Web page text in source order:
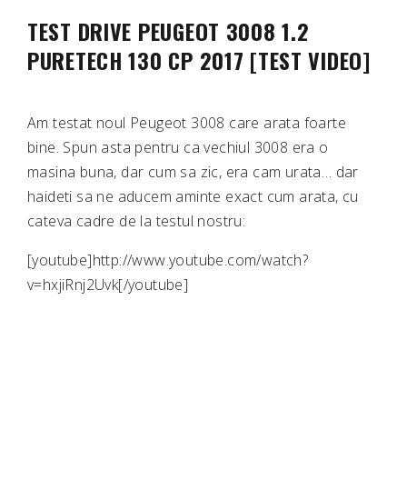
TEST DRIVE PEUGEOT 3008 1.2
PURETECH 130 CP 2017 [TEST VIDEO]
Am testat noul Peugeot 3008 care arata foarte
bine. Spun asta pentru ca vechiul 3008 era o
masina buna, dar cum sa zic, era cam urata… dar
haideti sa ne aducem aminte exact cum arata, cu
cateva cadre de la testul nostru:
[youtube]http://www.youtube.com/watch?
v=hxjiRnj2Uvk[/youtube]